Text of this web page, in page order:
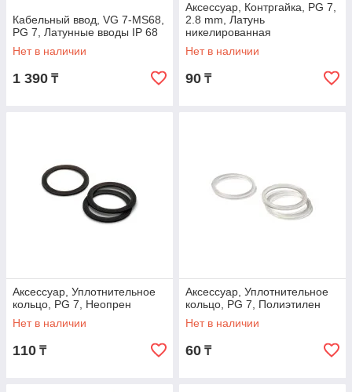
Кабельный ввод, VG 7-MS68,
PG 7, Латунные вводы IP 68
Нет в наличии
1 390 ₸
Аксессуар, Контргайка, PG 7,
2.8 mm, Латунь
никелированная
Нет в наличии
90 ₸
Аксессуар, Уплотнительное
кольцо, PG 7, Неопрен
Нет в наличии
110 ₸
Аксессуар, Уплотнительное
кольцо, PG 7, Полиэтилен
Нет в наличии
60 ₸